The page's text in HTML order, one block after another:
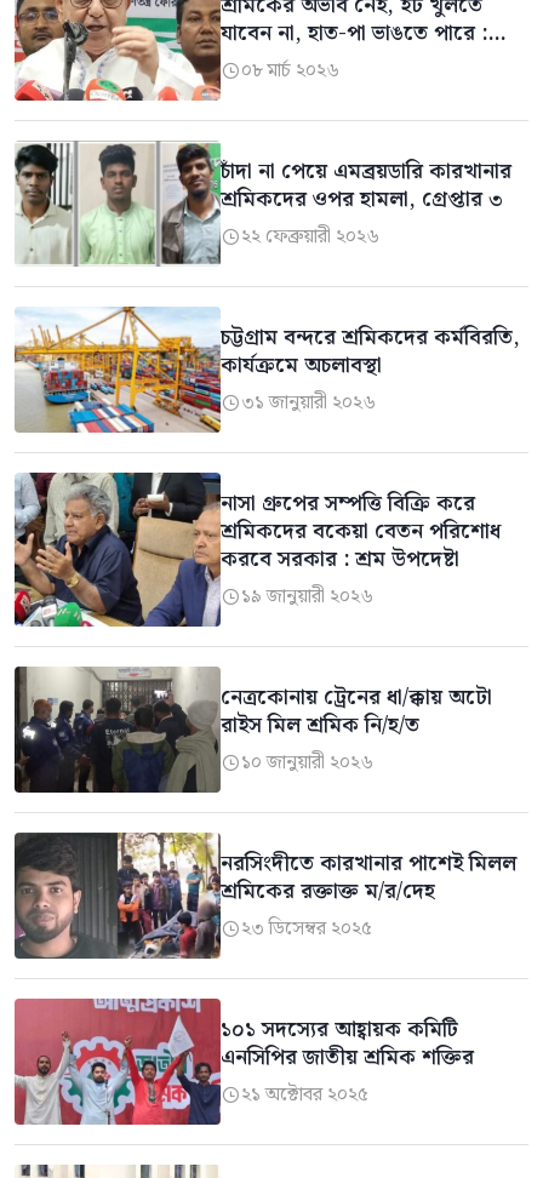
যাবেন না, হাত-পা ভাঙতে পারে :
মির্জা আব্বাস
০৮ মার্চ ২০২৬
চাঁদা না পেয়ে এমব্রয়ডারি কারখানার
শ্রমিকদের ওপর হামলা, গ্রেপ্তার ৩
২২ ফেব্রুয়ারী ২০২৬
চট্টগ্রাম বন্দরে শ্রমিকদের কর্মবিরতি,
কার্যক্রমে অচলাবস্থা
৩১ জানুয়ারী ২০২৬
নাসা গ্রুপের সম্পত্তি বিক্রি করে
শ্রমিকদের বকেয়া বেতন পরিশোধ
করবে সরকার : শ্রম উপদেষ্টা
১৯ জানুয়ারী ২০২৬
নেত্রকোনায় ট্রেনের ধা/ক্কায় অটো
রাইস মিল শ্রমিক নি/হ/ত
১০ জানুয়ারী ২০২৬
নরসিংদীতে কারখানার পাশেই মিলল
শ্রমিকের রক্তাক্ত ম/র/দেহ
২৩ ডিসেম্বর ২০২৫
১০১ সদস্যের আহ্বায়ক কমিটি
এনসিপির জাতীয় শ্রমিক শক্তির
২১ অক্টোবর ২০২৫